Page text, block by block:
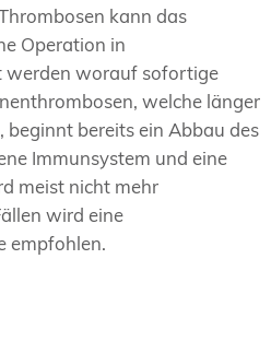
kann das
Operation in
werden worauf sofortige
welche länger
beginnt bereits ein Abbau des
Immunsystem und eine
meist nicht mehr
wird eine
empfohlen.